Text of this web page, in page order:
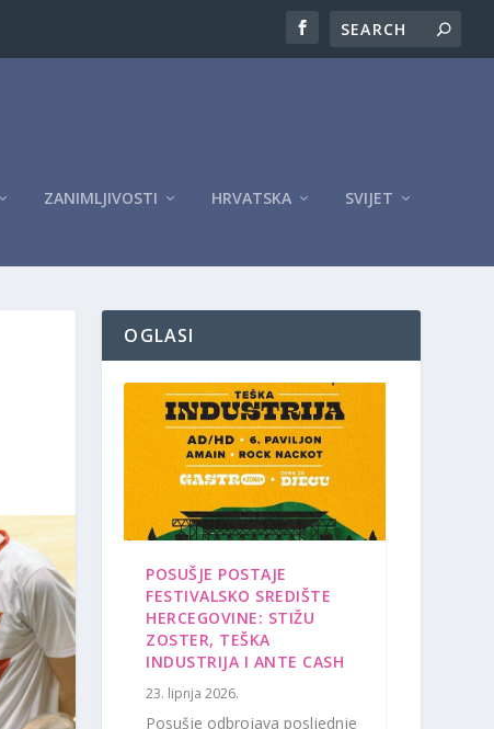
ZANIMLJIVOSTI HRVATSKA SVIJET
OGLASI
POSUŠJE POSTAJE
FESTIVALSKO SREDIŠTE
HERCEGOVINE: STIŽU
ZOSTER, TEŠKA
INDUSTRIJA I ANTE CASH
23. lipnja 2026.
Posušje odbrojava posljednje